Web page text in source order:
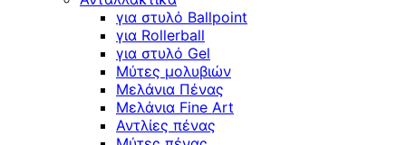
για στυλό Ballpoint
για Rollerball
για στυλό Gel
Μύτες μολυβιών
Μελάνια Πένας
Μελάνια Fine Art
Αντλίες πένας